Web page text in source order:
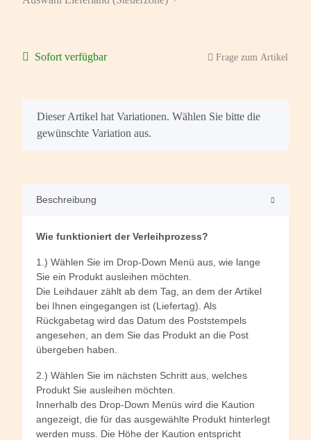
Sofort verfügbar Frage zum Artikel
x
Dieser Artikel hat Variationen. Wählen Sie bitte die
gewünschte Variation aus.
Beschreibung
Wie funktioniert der Verleihprozess?
1.) Wählen Sie im Drop-Down Menü aus, wie lange
Sie ein Produkt ausleihen möchten.
Die Leihdauer zählt ab dem Tag, an dem der Artikel
bei Ihnen eingegangen ist (Liefertag). Als
Rückgabetag wird das Datum des Poststempels
angesehen, an dem Sie das Produkt an die Post
übergeben haben.
2.) Wählen Sie im nächsten Schritt aus, welches
Produkt Sie ausleihen möchten.
Innerhalb des Drop-Down Menüs wird die Kaution
angezeigt, die für das ausgewählte Produkt hinterlegt
werden muss. Die Höhe der Kaution entspricht